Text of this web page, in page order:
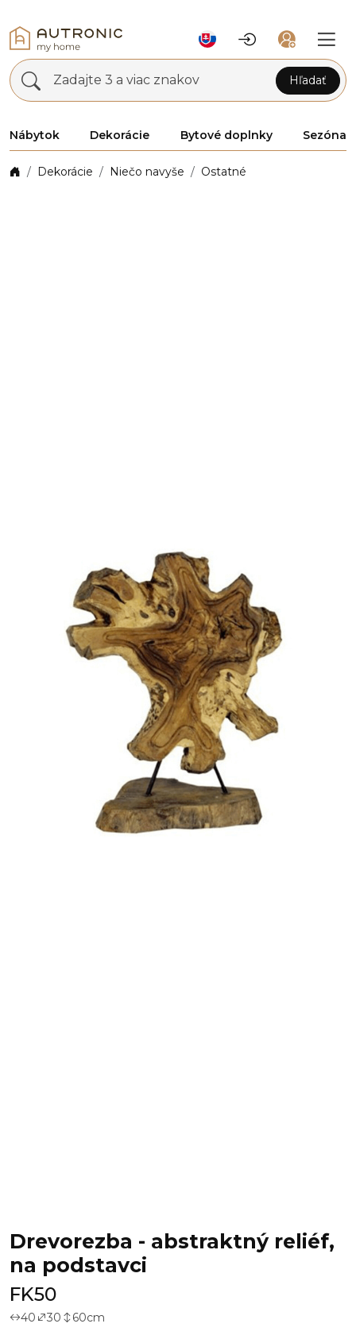
Zadajte 3 a viac znakov Hľadať
Nábytok Dekorácie Bytové doplnky Sezóna
Dekorácie Niečo navyše Ostatné
Drevorezba - abstraktný reliéf,
na podstavci
FK50
40 30 60cm